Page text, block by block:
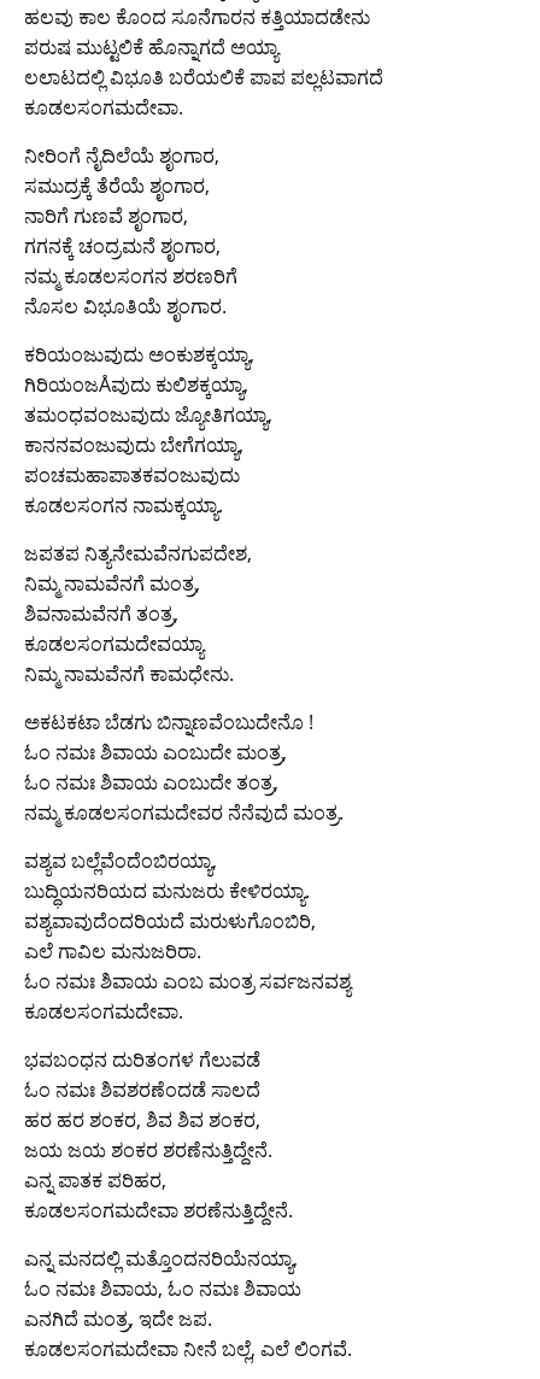
ಹಲವು ಕಾಲ ಕೊಂದ ಸೂನೆಗಾರನ ಕತ್ತಿಯಾದಡೇನು
ಪರುಷ ಮುಟ್ಟಲಿಕೆ ಹೊನ್ನಾಗದೆ ಅಯ್ಯಾ
ಲಲಾಟದಲ್ಲಿ ವಿಭೂತಿ ಬರೆಯಲಿಕೆ ಪಾಪ ಪಲ್ಲಟವಾಗದೆ
ಕೂಡಲಸಂಗಮದೇವಾ.
ನೀರಿಂಗೆ ನೈದಿಲೆಯೆ ಶೃಂಗಾರ,
ಸಮುದ್ರಕ್ಕೆ ತೆರೆಯೆ ಶೃಂಗಾರ,
ನಾರಿಗೆ ಗುಣವೆ ಶೃಂಗಾರ,
ಗಗನಕ್ಕೆ ಚಂದ್ರಮನೆ ಶೃಂಗಾರ,
ನಮ್ಮ ಕೂಡಲಸಂಗನ ಶರಣರಿಗೆ
ನೊಸಲ ವಿಭೂತಿಯೆ ಶೃಂಗಾರ.
ಕರಿಯಂಜುವುದು ಅಂಕುಶಕ್ಕಯ್ಯಾ,
ಗಿರಿಯಂಜÅವುದು ಕುಲಿಶಕ್ಕಯ್ಯಾ,
ತಮಂಧವಂಜುವುದು ಜ್ಯೋತಿಗಯ್ಯಾ,
ಕಾನನವಂಜುವುದು ಬೇಗೆಗಯ್ಯಾ,
ಪಂಚಮಹಾಪಾತಕವಂಜುವುದು
ಕೂಡಲಸಂಗನ ನಾಮಕ್ಕಯ್ಯಾ.
ಜಪತಪ ನಿತ್ಯನೇಮವೆನಗುಪದೇಶ,
ನಿಮ್ಮ ನಾಮವೆನಗೆ ಮಂತ್ರ,
ಶಿವನಾಮವೆನಗೆ ತಂತ್ರ,
ಕೂಡಲಸಂಗಮದೇವಯ್ಯಾ
ನಿಮ್ಮ ನಾಮವೆನಗೆ ಕಾಮಧೇನು.
ಅಕಟಕಟಾ ಬೆಡಗು ಬಿನ್ನಾಣವೆಂಬುದೇನೊ !
ಓಂ ನಮಃ ಶಿವಾಯ ಎಂಬುದೇ ಮಂತ್ರ,
ಓಂ ನಮಃ ಶಿವಾಯ ಎಂಬುದೇ ತಂತ್ರ,
ನಮ್ಮ ಕೂಡಲಸಂಗಮದೇವರ ನೆನೆವುದೆ ಮಂತ್ರ.
ವಶ್ಯವ ಬಲ್ಲೆವೆಂದೆಂಬಿರಯ್ಯಾ,
ಬುದ್ಧಿಯನರಿಯದ ಮನುಜರು ಕೇಳಿರಯ್ಯಾ.
ವಶ್ಯವಾವುದೆಂದರಿಯದೆ ಮರುಳುಗೊಂಬಿರಿ,
ಎಲೆ ಗಾವಿಲ ಮನುಜರಿರಾ.
ಓಂ ನಮಃ ಶಿವಾಯ ಎಂಬ ಮಂತ್ರ ಸರ್ವಜನವಶ್ಯ
ಕೂಡಲಸಂಗಮದೇವಾ.
ಭವಬಂಧನ ದುರಿತಂಗಳ ಗೆಲುವಡೆ
ಓಂ ನಮಃ ಶಿವಶರಣೆಂದಡೆ ಸಾಲದೆ
ಹರ ಹರ ಶಂಕರ, ಶಿವ ಶಿವ ಶಂಕರ,
ಜಯ ಜಯ ಶಂಕರ ಶರಣೆನುತ್ತಿದ್ದೇನೆ.
ಎನ್ನ ಪಾತಕ ಪರಿಹರ,
ಕೂಡಲಸಂಗಮದೇವಾ ಶರಣೆನುತ್ತಿದ್ದೇನೆ.
ಎನ್ನ ಮನದಲ್ಲಿ ಮತ್ತೊಂದನರಿಯೆನಯ್ಯಾ,
ಓಂ ನಮಃ ಶಿವಾಯ, ಓಂ ನಮಃ ಶಿವಾಯ
ಎನಗಿದೆ ಮಂತ್ರ, ಇದೇ ಜಪ.
ಕೂಡಲಸಂಗಮದೇವಾ ನೀನೆ ಬಲ್ಲೆ, ಎಲೆ ಲಿಂಗವೆ.